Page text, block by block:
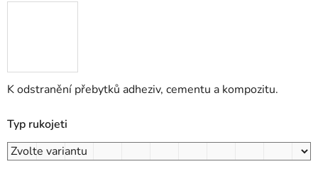
K odstranění přebytků adheziv, cementu a kompozitu.
Typ rukojeti